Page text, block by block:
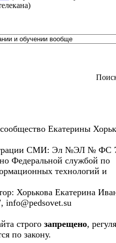
Екатерины
СМИ: Эл №ЭЛ № ФС
Федеральной службой по
технологий и
Хорькова Екатерина
info@pedsovet.su
строго запрещено,
по закону.